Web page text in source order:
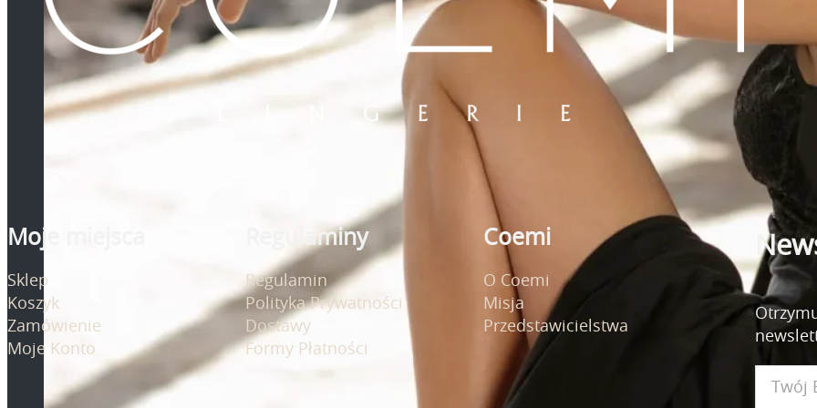
Moje miejsca
Sklep
Koszyk
Zamówienie
Moje Konto
Regulaminy
Regulamin
Polityka Prywatności
Dostawy
Formy Płatności
Coemi
O Coemi
Misja
Przedstawicielstwa